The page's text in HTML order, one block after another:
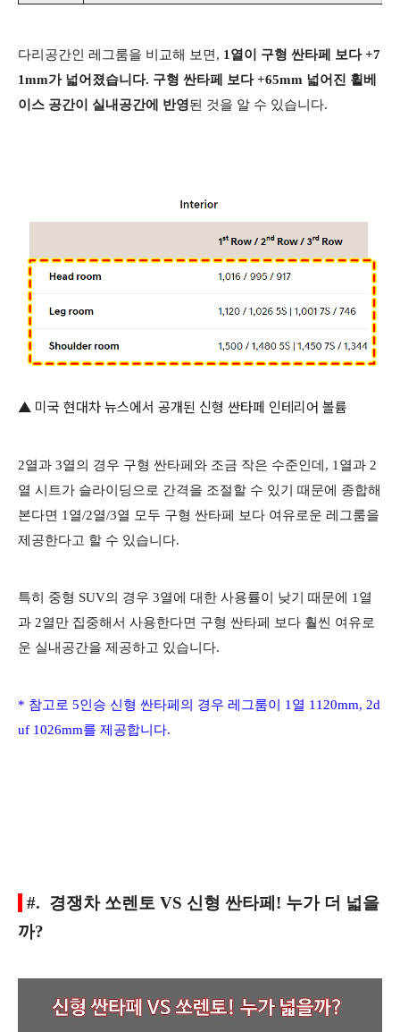
다리공간인 레그룸을 비교해 보면, 1열이 구형 싼타페 보다 +7
1mm가 넓어졌습니다. 구형 싼타페 보다 +65mm 넓어진 휠베
이스 공간이 실내공간에 반영된 것을 알 수 있습니다.
▲ 미국 현대차 뉴스에서 공개된 신형 싼타페 인테리어 볼륨
2열과 3열의 경우 구형 싼타페와 조금 작은 수준인데, 1열과 2
열 시트가 슬라이딩으로 간격을 조절할 수 있기 때문에 종합해
본다면 1열/2열/3열 모두 구형 싼타페 보다 여유로운 레그룸을
제공한다고 할 수 있습니다.
특히 중형 SUV의 경우 3열에 대한 사용률이 낮기 때문에 1열
과 2열만 집중해서 사용한다면 구형 싼타페 보다 훨씬 여유로
운 실내공간을 제공하고 있습니다.
* 참고로 5인승 신형 싼타페의 경우 레그룸이 1열 1120mm, 2d
uf 1026mm를 제공합니다.
#. 경쟁차 쏘렌토 VS 신형 싼타페! 누가 더 넓을
까?